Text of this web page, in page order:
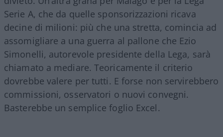
Serie A, che da quelle sponsorizzazioni ricava
decine di milioni: più che una stretta, comincia ad
assomigliare a una guerra al pallone che Ezio
Simonelli, autorevole presidente della Lega, sarà
chiamato a mediare. Teoricamente il criterio
dovrebbe valere per tutti. E forse non servirebbero
commissioni, osservatori o nuovi convegni.
Basterebbe un semplice foglio Excel.